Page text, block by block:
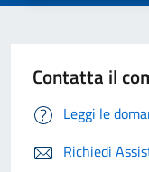
Contatta il
Leggi le
Richiedi